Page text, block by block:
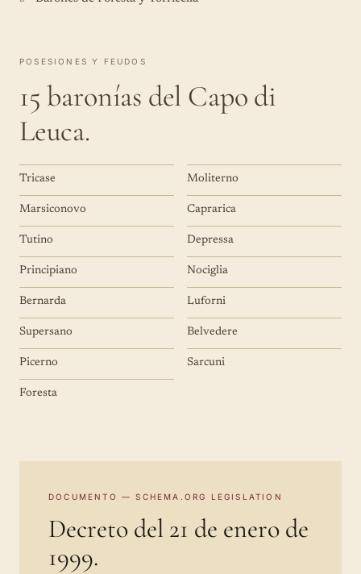
POSESIONES Y FEUDOS
15 baronías del Capo di
Leuca.
Tricase Moliterno
Marsiconovo Caprarica
Tutino Depressa
Principiano Nociglia
Bernarda Luforni
Supersano Belvedere
Picerno Sarcuni
Foresta
DOCUMENTO — SCHEMA.ORG LEGISLATION
Decreto del 21 de enero de
1999.